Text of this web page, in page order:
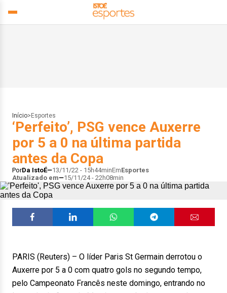
Início> Esportes
‘Perfeito’, PSG vence Auxerre
por 5 a 0 na última partida
antes da Copa
PorDa IstoÉ 13/11/22 - 15h44minEmEsportes
Atualizado em
15/11/24 - 22h08min
PARIS (Reuters) – O líder Paris St Germain derrotou o
Auxerre por 5 a 0 com quatro gols no segundo tempo,
pelo Campeonato Francês neste domingo, entrando no